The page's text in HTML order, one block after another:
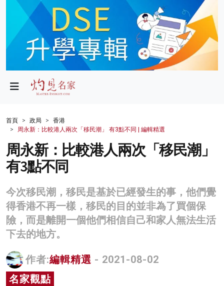
政局
財經
生活
健康
商業
科技
影片
名家榜
灼見活動
關於我們
首頁 政局
香港
周永新：比較港人兩次「移民潮」 有3點不同 | 編輯精選
周永新：比較港人兩次「移民潮」
有3點不同
今次移民潮，移民是基於已經發生的事，他們覺
得香港不再一樣，移民的目的並非為了買個保
險，而是離開一個他們相信自己和家人無法生活
下去的地方。
作者:編輯精選 - 2021-08-02
名家觀點